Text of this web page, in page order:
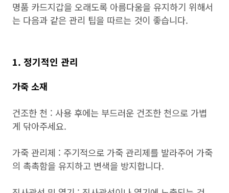
명품 카드지갑을 오래도록 아름다움을 유지하기 위해서
는 다음과 같은 관리 팁을 따르는 것이 좋습니다.
1. 정기적인 관리
가죽 소재
건조한 천 : 사용 후에는 부드러운 건조한 천으로 가볍
게 닦아주세요.
가죽 관리제 : 주기적으로 가죽 관리제를 발라주어 가죽
의 촉촉함을 유지하고 변색을 방지합니다.